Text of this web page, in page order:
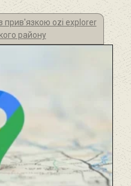
прив'язкою ozi explorer
району